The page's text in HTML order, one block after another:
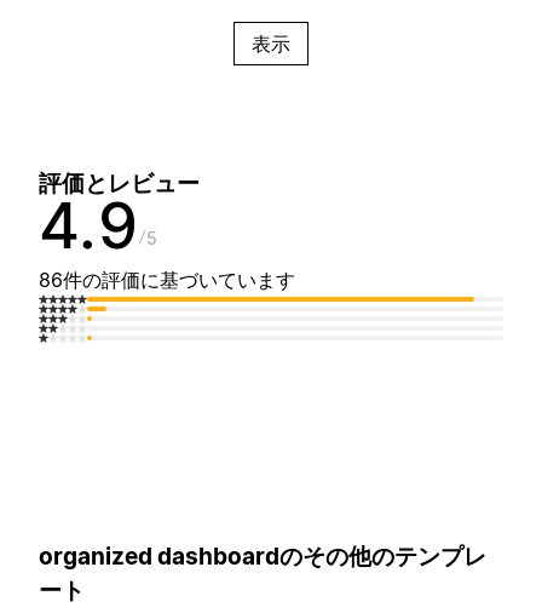
表示
評価とレビュー
4.9 5
86件の評価に基づいています
organized dashboardのその他のテンプレ
ート